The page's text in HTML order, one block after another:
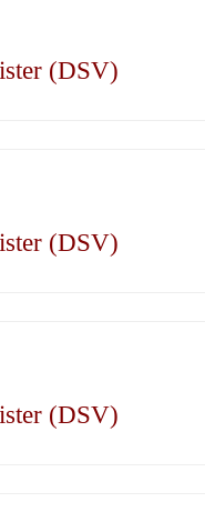
(DSV)
(DSV)
(DSV)